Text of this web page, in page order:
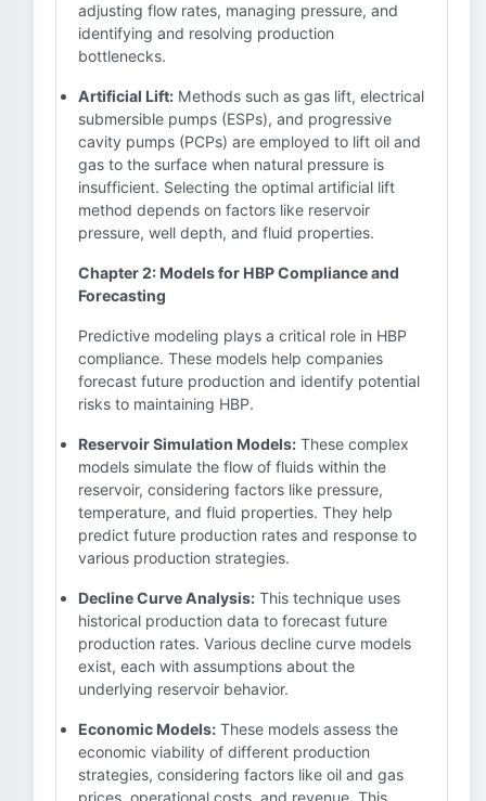
adjusting flow rates, managing pressure, and
identifying and resolving production
bottlenecks.
Artificial Lift: Methods such as gas lift, electrical
submersible pumps (ESPs), and progressive
cavity pumps (PCPs) are employed to lift oil and
gas to the surface when natural pressure is
insufficient. Selecting the optimal artificial lift
method depends on factors like reservoir
pressure, well depth, and fluid properties.
Chapter 2: Models for HBP Compliance and
Forecasting
Predictive modeling plays a critical role in HBP
compliance. These models help companies
forecast future production and identify potential
risks to maintaining HBP.
Reservoir Simulation Models: These complex
models simulate the flow of fluids within the
reservoir, considering factors like pressure,
temperature, and fluid properties. They help
predict future production rates and response to
various production strategies.
Decline Curve Analysis: This technique uses
historical production data to forecast future
production rates. Various decline curve models
exist, each with assumptions about the
underlying reservoir behavior.
Economic Models: These models assess the
economic viability of different production
strategies, considering factors like oil and gas
prices, operational costs, and revenue. This